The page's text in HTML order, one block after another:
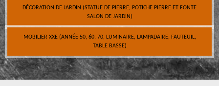
DÉCORATION DE JARDIN (STATUE DE PIERRE, POTICHE PIERRE ET FONTE
SALON DE JARDIN)
MOBILIER XXE (ANNÉE 50, 60, 70, LUMINAIRE, LAMPADAIRE, FAUTEUIL,
TABLE BASSE)